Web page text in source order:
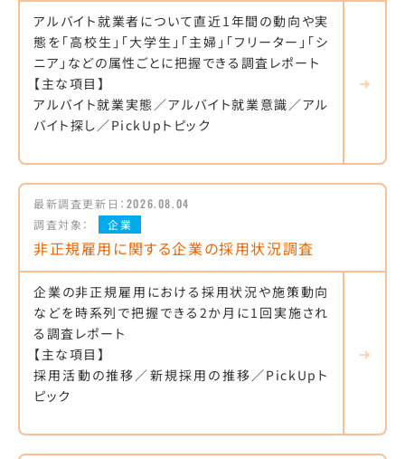
アルバイト就業者について直近1年間の動向や実
態を「高校生」「大学生」「主婦」「フリーター」「シ
ニア」などの属性ごとに把握できる調査レポート
【主な項目】
アルバイト就業実態／アルバイト就業意識／アル
バイト探し／PickUpトピック
最新調査更新日： 2026.08.04
調査対象：
企業
非正規雇用に関する企業の採用状況調査
企業の非正規雇用における採用状況や施策動向
などを時系列で把握できる2か月に1回実施され
る調査レポート
【主な項目】
採用活動の推移／新規採用の推移／PickUpト
ピック